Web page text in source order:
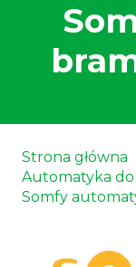
Strona główna
Automatyka
Somfy